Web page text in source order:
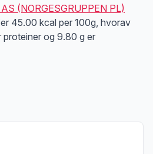
(NORGESGRUPPEN PL)
45.00 kcal per 100g, hvorav
proteiner og 9.80 g er